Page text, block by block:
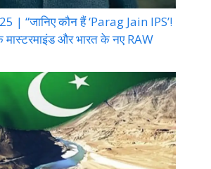
| “जानिए कौन हैं ‘Parag Jain IPS’!
और भारत के नए RAW